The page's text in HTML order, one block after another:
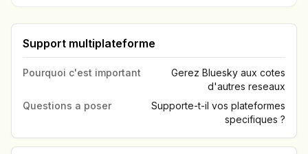
Support multiplateforme
Pourquoi c'est important
Gerez Bluesky aux cotes
d'autres reseaux
Questions a poser
Supporte-t-il vos plateformes
specifiques ?